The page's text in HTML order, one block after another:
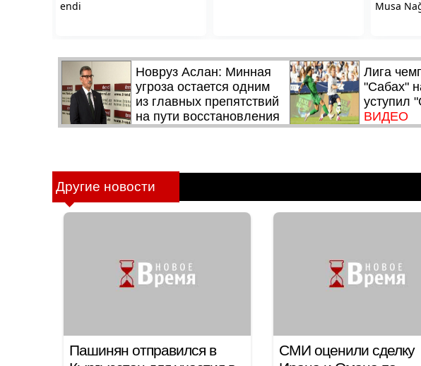
Другие новости
Пашинян отправился в
СМИ оценили сделку